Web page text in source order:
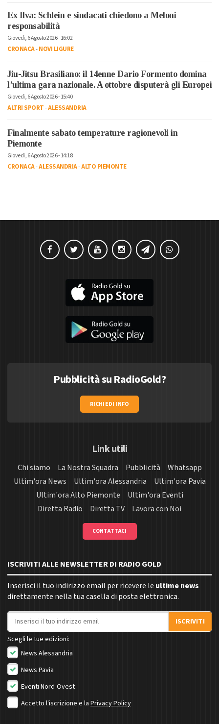
Ex Ilva: Schlein e sindacati chiedono a Meloni
responsabilità
Giovedì, 6 Agosto 2026 - 16:02
CRONACA-NOVI LIGURE
Jiu-Jitsu Brasiliano: il 14enne Dario Formento domina
l’ultima gara nazionale. A ottobre disputerà gli Europei
Giovedì, 6 Agosto 2026 - 15:40
ALTRI SPORT-ALESSANDRIA
Finalmente sabato temperature ragionevoli in
Piemonte
Giovedì, 6 Agosto 2026 - 14:18
CRONACA-ALESSANDRIA-ALTO PIEMONTE
Pubblicità su RadioGold?
RICHIEDI INFO
Link utili
Chi siamo La Nostra Squadra Pubblicità
Whatsapp
Ultim'ora News
Ultim'ora Alessandria
Ultim'ora Pavia
Ultim'ora Alto Piemonte
Ultim'ora Eventi
Diretta Radio
Diretta TV Lavora con Noi
CONTATTACI
ISCRIVITI ALLE NEWSLETTER DI RADIO GOLD
Inserisci il tuo indirizzo email per ricevere le ultime news
direttamente nella tua casella di posta elettronica.
Indirizzo email
ISCRIVITI
Scegli le tue edizioni:
News Alessandria
News Pavia
Eventi Nord-Ovest
Accetto l'iscrizione e la Privacy Policy